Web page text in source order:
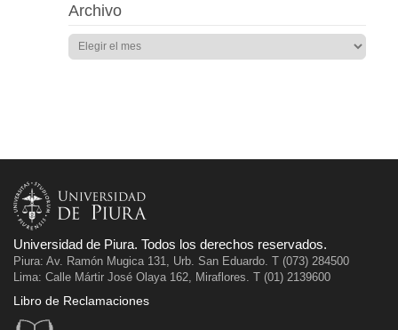
Archivo
Universidad de Piura. Todos los derechos reservados.
Piura: Av. Ramón Mugica 131, Urb. San Eduardo. T (073) 284500
Lima: Calle Mártir José Olaya 162, Miraflores. T (01) 2139600
Libro de Reclamaciones